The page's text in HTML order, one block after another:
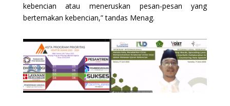
kebencian atau meneruskan pesan-pesan yang
bertemakan kebencian,” tandas Menag.